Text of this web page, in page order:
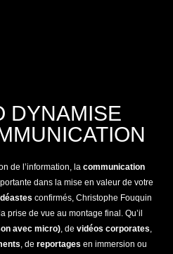
DYNAMISE
de l’information, la communication
dans la mise en valeur de votre
confirmés, Christophe Fouquin
prise de vue au montage final. Qu’il
avec micro), de vidéos corporates,
, de reportages en immersion ou